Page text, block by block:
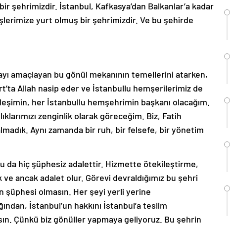
şehrimizdir. İstanbul, Kafkasya’dan Balkanlar’a kadar
yurt olmuş bir şehrimizdir. Ve bu şehirde
amaçlayan bu gönül mekanının temellerini atarken,
Allah nasip eder ve İstanbullu hemşerilerimiz de
her İstanbullu hemşehrimin başkanı olacağım.
zenginlik olarak göreceğim. Biz, Fatih
Aynı zamanda bir ruh, bir felsefe, bir yönetim
da hiç şüphesiz adalettir. Hizmette ötekileştirme,
ancak adalet olur. Görevi devraldığımız bu şehri
olmasın. Her şeyi yerli yerine
İstanbul’un hakkını İstanbul’a teslim
Çünkü biz gönüller yapmaya geliyoruz. Bu şehrin